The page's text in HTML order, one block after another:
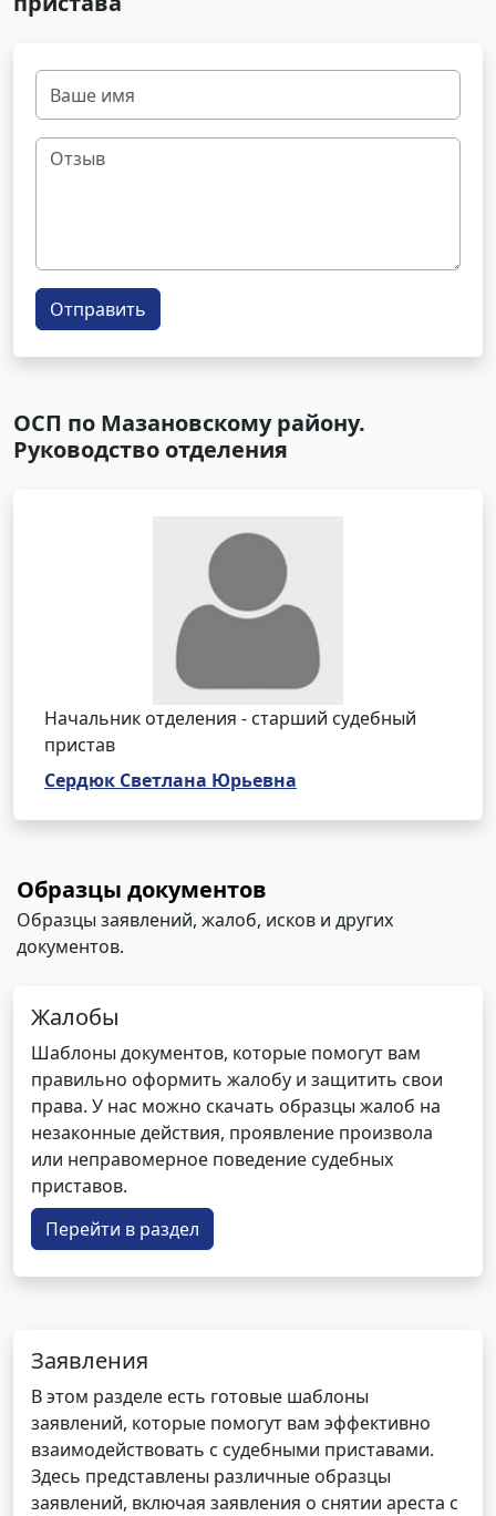
Отправить
ОСП по Мазановскому району.
Руководство отделения
Начальник отделения - старший судебный
пристав
Сердюк Светлана Юрьевна
Образцы документов
Образцы заявлений, жалоб, исков и других
документов.
Жалобы
Шаблоны документов, которые помогут вам
правильно оформить жалобу и защитить свои
права. У нас можно скачать образцы жалоб на
незаконные действия, проявление произвола
или неправомерное поведение судебных
приставов.
Перейти в раздел
Заявления
В этом разделе есть готовые шаблоны
заявлений, которые помогут вам эффективно
взаимодействовать с судебными приставами.
Здесь представлены различные образцы
заявлений, включая заявления о снятии ареста с